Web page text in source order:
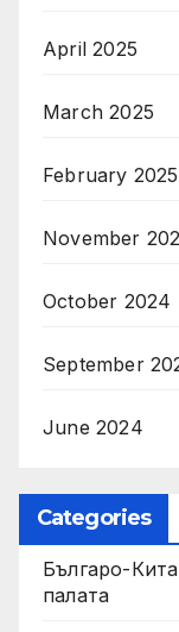
April 2025
March 2025
February 2025
November
October 2024
September
June 2024
Categories
Българо-
палaта